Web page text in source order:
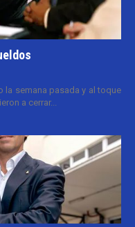
la semana pasada y al toque
a cerrar...